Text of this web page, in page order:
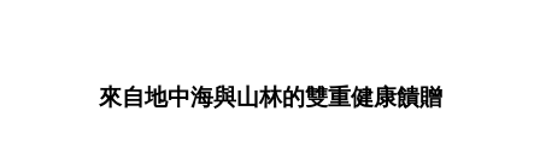
來自地中海與山林的雙重健康饋贈